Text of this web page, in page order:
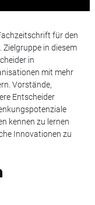
für den
in diesem
in
mit mehr
Vorstände,
Entscheider
kennen zu lernen
Innovationen zu